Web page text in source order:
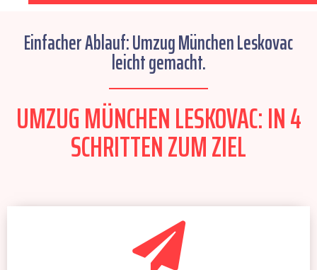
Einfacher Ablauf: Umzug München Leskovac
leicht gemacht.
UMZUG MÜNCHEN LESKOVAC: IN 4
SCHRITTEN ZUM ZIEL